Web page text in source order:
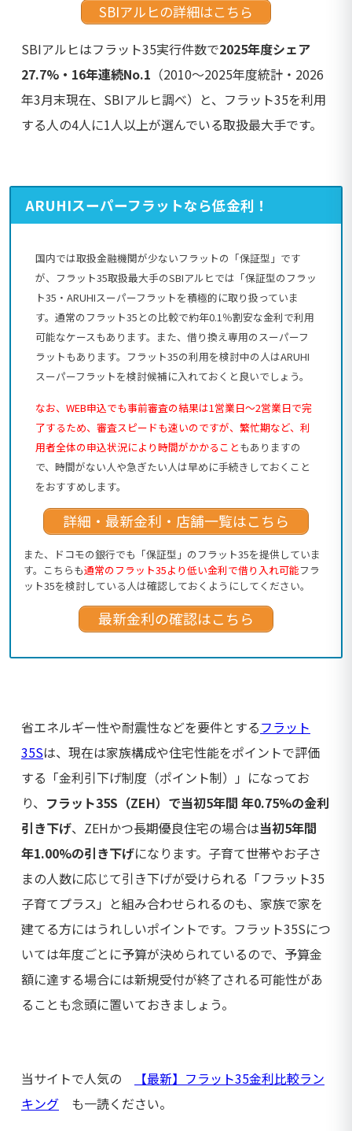
SBIアルヒの詳細はこちら
SBIアルヒはフラット35実行件数で2025年度シェア
27.7%・16年連続No.1 （2010～2025年度統計・2026
年3月末現在、SBIアルヒ調べ）と、フラット35を利用
する人の4人に1人以上が選んでいる取扱最大手です。
ARUHIスーパーフラットなら低金利！
国内では取扱金融機関が少ないフラットの「保証型」です
が、フラット35取扱最大手のSBIアルヒでは「保証型のフラッ
ト35・ARUHIスーパーフラットを積極的に取り扱っていま
す。通常のフラット35との比較で約年0.1％割安な金利で利用
可能なケースもあります。また、借り換え専用のスーパーフ
ラットもあります。フラット35の利用を検討中の人はARUHI
スーパーフラットを検討候補に入れておくと良いでしょう。
なお、WEB申込でも事前審査の結果は1営業日～2営業日で完
了するため、審査スピードも速いのですが、繁忙期など、利
用者全体の申込状況により時間がかかることもありますの
で、時間がない人や急ぎたい人は早めに手続きしておくこと
をおすすめします。
詳細・最新金利・店舗一覧はこちら
また、ドコモの銀行でも「保証型」のフラット35を提供していま
す。こちらも通常のフラット35より低い金利で借り入れ可能フラ
ット35を検討している人は確認しておくようにしてください。
最新金利の確認はこちら
省エネルギー性や耐震性などを要件とするフラット
35Sは、現在は家族構成や住宅性能をポイントで評価
する「金利引下げ制度（ポイント制）」になってお
り、 フラット35S（ZEH）で当初5年間 年0.75%の金利
引き下げ、ZEHかつ長期優良住宅の場合は当初5年間
年1.00%の引き下げになります。子育て世帯やお子さ
まの人数に応じて引き下げが受けられる「フラット35
子育てプラス」と組み合わせられるのも、家族で家を
建てる方にはうれしいポイントです。フラット35Sにつ
いては年度ごとに予算が決められているので、予算金
額に達する場合には新規受付が終了される可能性があ
ることも念頭に置いておきましょう。
当サイトで人気の
【最新】フラット35金利比較ラン
キング も一読ください。